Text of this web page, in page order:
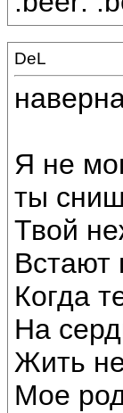
DeL
Я не
ты
Твой
Встают
Когда
На
Жить
Мое